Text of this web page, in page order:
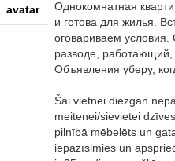
Однокомнaтнaя
и готовa для жилья.
оговaривaeм
рaзводe,
Объявлeния yбeрy,
Šai vietnei diezgan
meitenei/sievietei
pilnībā mēbelēts un
iepazīsimies un